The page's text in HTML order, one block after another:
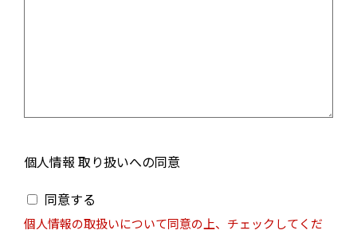
個人情報 取り扱いへの同意
同意する
個人情報の取扱いについて同意の上、チェックしてくだ